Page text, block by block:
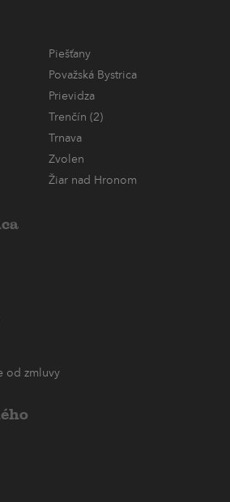
Piešťany
Považská Bystrica
Prievidza
Trenčín (2)
Trnava
Zvolen
Žiar nad Hronom
od zmluvy